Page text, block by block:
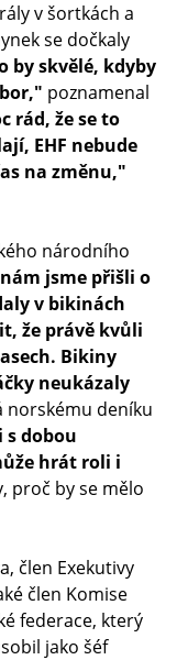
v šortkách a
se dočkaly
by skvělé, kdyby
poznamenal
rád, že se to
EHF nebude
na změnu,"
národního
jsme přišli o
v bikinách
že právě kvůli
Bikiny
neukázaly
norskému deníku
s dobou
hrát roli i
proč by se mělo
člen Exekutivy
člen Komise
federace, který
jako šéf